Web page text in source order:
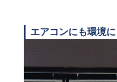
エアコンにも環境